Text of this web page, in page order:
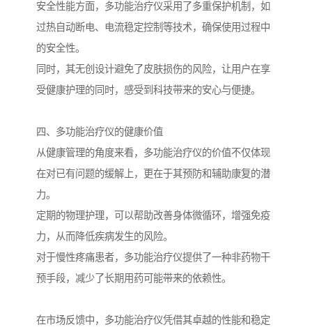
安全性能方面，多功能治疗仪采用了多重保护机制，如
过热自动断电、电流稳定控制等技术，确保使用过程中
的安全性。
同时，其无创设计避免了皮肤损伤的风险，让用户在享
受健康护理的同时，感受到科技带来的安心与便捷。
四、多功能治疗仪的健康价值
从健康管理的角度来看，多功能治疗仪的价值不仅体现
在对已有问题的缓解上，更在于其预防和辅助康复的潜
力。
定期的物理护理，可以帮助改善身体微循环，增强免疫
力，从而降低疾病发生的风险。
对于慢性疼痛患者，多功能治疗仪提供了一种非药物干
预手段，减少了长期用药可能带来的依赖性。
在市场反馈中，多功能治疗仪凭借其卓越的性能和稳定